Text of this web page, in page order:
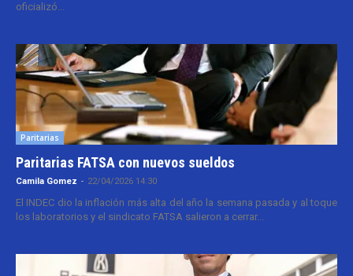
oficializó...
Paritarias
Paritarias FATSA con nuevos sueldos
Camila Gomez - 22/04/2026 14:30
El INDEC dio la inflación más alta del año la semana pasada y al toque
los laboratorios y el sindicato FATSA salieron a cerrar...